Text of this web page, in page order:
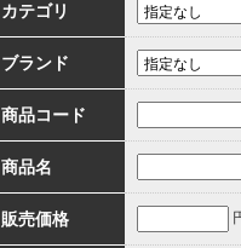
カテゴリ
ブランド
商品コード
商品名
販売価格